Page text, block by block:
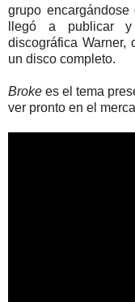
grupo
llegó a publicar
discográfica
un disco completo.
Brokees el tema
ver pronto en el